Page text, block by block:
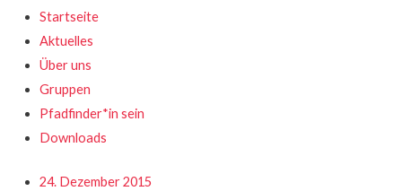
Startseite
Aktuelles
Über uns
Gruppen
Pfadfinder*in sein
Downloads
24. Dezember 2015